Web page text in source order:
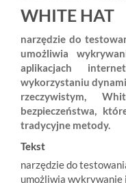
WHITE HAT
narzędzie do
umożliwia
aplikacjach
wykorzystaniu
rzeczywistym,
bezpieczeństwa,
tradycyjne metody.
Tekst
narzędzie do
umożliwia wykrywanie